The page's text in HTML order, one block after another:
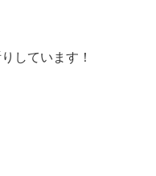
しています！